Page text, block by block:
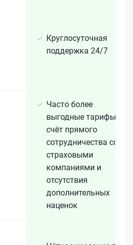
Круглосуточная
поддержка 24/7
Часто более
выгодные тарифы за
счёт прямого
сотрудничества со
страховыми
компаниями и
отсутствия
дополнительных
наценок